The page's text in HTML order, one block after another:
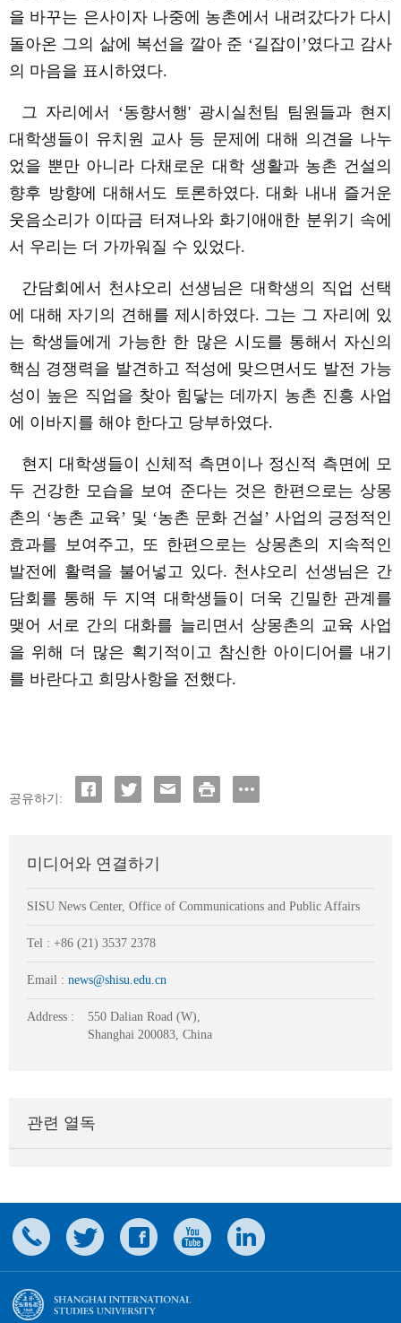
을 바꾸는 은사이자 나중에 농촌에서 내려갔다가 다시
돌아온 그의 삶에 복선을 깔아 준 ‘길잡이 ’였다고 감사
의 마음을 표시하였다.
그 자리에서 ‘동향서행' 광시실천팀 팀원들과 현지
대학생들이 유치원 교사 등 문제에 대해 의견을 나누
었을 뿐만 아니라 다채로운 대학 생활과 농촌 건설의
향후 방향에 대해서도
토론하였다. 대화 내내 즐거운
웃음소리가 이따금 터져나와 화기애애한 분위기 속에
서 우리는 더 가까워질 수 있었다.
간담회에서 천샤오리 선생님은 대학생의 직업 선택
에 대해 자기의 견해를 제시하였다. 그는 그 자리에 있
는 학생들에게 가능한 한 많은 시도를 통해서 자신의
핵심 경쟁력을 발견하고 적성에 맞으면서도 발전 가능
성이 높은 직업을 찾아 힘닿는 데까지 농촌 진흥 사업
에 이바지를 해야 한다고 당부하였다.
현지 대학생들이 신체적 측면이나 정신적 측면에 모
두 건강한 모습을 보여 준다는 것은 한편으로는 상몽
촌의 ‘농촌 교육’ 및 ‘농촌 문화 건설 ’ 사업의 긍정적인
효과를 보여주고 , 또 한편으로는 상몽촌의
지속적인
발전에 활력을 불어넣고 있다. 천샤오리 선생님은 간
담회를 통해 두 지역 대학생들이 더욱 긴밀한 관계를
맺어 서로 간의 대화를 늘리면서 상몽촌의 교육 사업
을 위해 더 많은 획기적이고 참신한 아이디어를 내기
를 바란다고 희망사항을 전했다.
공유하기:
미디어와 연결하기
SISU News Center, Office of Communications and Public Affairs
Tel : +86 (21) 3537 2378
Email : news@shisu.edu.cn
Address :
550 Dalian Road (W),
Shanghai 200083, China
관련 열독